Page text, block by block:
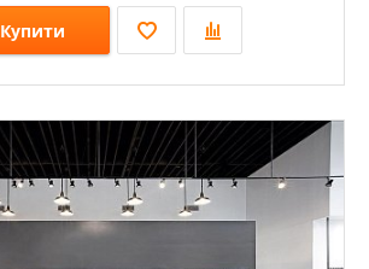
Купити